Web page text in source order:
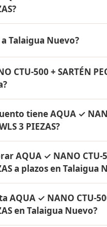
+ Bowls Rena Ware +
Ware con garantía de por
Talaigua Nuevo?
a Talaigua Nuevo,
CTU-500 + SARTÉN
3 PIEZAS tienen
Ware fabricados en acero
tiene AQUA ✓
3 PIEZAS?
por WhatsApp
AQUA ✓ NANO CTU-
a plazos en Talaigua
el 10% de inicial y pagar
AQUA ✓ NANO CTU-
en Talaigua Nuevo?